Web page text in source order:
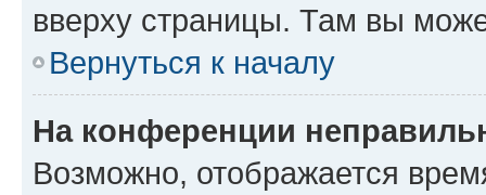
вверху страницы. Там вы
Вернуться к началу
На конференции
Возможно, отображается